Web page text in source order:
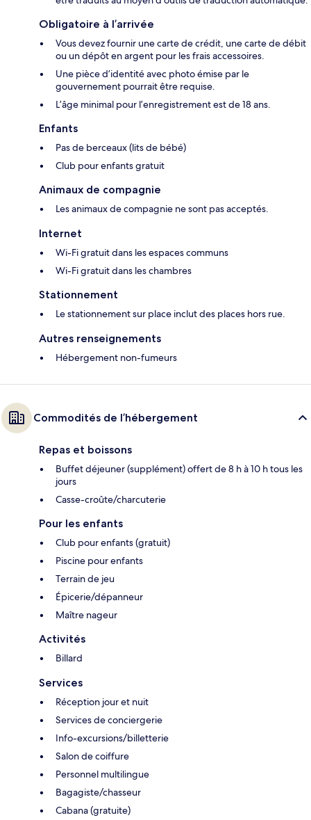
Obligatoire à l’arrivée
Vous devez fournir une carte de crédit, une carte de débit
ou un dépôt en argent pour les frais accessoires.
Une pièce d’identité avec photo émise par le
gouvernement pourrait être requise.
L’âge minimal pour l’enregistrement est de 18 ans.
Enfants
Pas de berceaux (lits de bébé)
Club pour enfants gratuit
Animaux de compagnie
Les animaux de compagnie ne sont pas acceptés.
Internet
Wi-Fi gratuit dans les espaces communs
Wi-Fi gratuit dans les chambres
Stationnement
Le stationnement sur place inclut des places hors rue.
Autres renseignements
Hébergement non-fumeurs
Commodités de l’hébergement
Repas et boissons
Buffet déjeuner (supplément) offert de 8 h à 10 h tous les
jours
Casse-croûte/charcuterie
Pour les enfants
Club pour enfants (gratuit)
Piscine pour enfants
Terrain de jeu
Épicerie/dépanneur
Maître nageur
Activités
Billard
Services
Réception jour et nuit
Services de conciergerie
Info-excursions/billetterie
Salon de coiffure
Personnel multilingue
Bagagiste/chasseur
Cabana (gratuite)